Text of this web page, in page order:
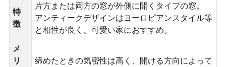
特
徴
片方または両方の窓が外側に開くタイプの窓。
アンティークデザインはヨーロピアンスタイル等
と相性が良く、可愛い家におすすめ。
メ
リ
締めたときの気密性は高く、開ける方向によって